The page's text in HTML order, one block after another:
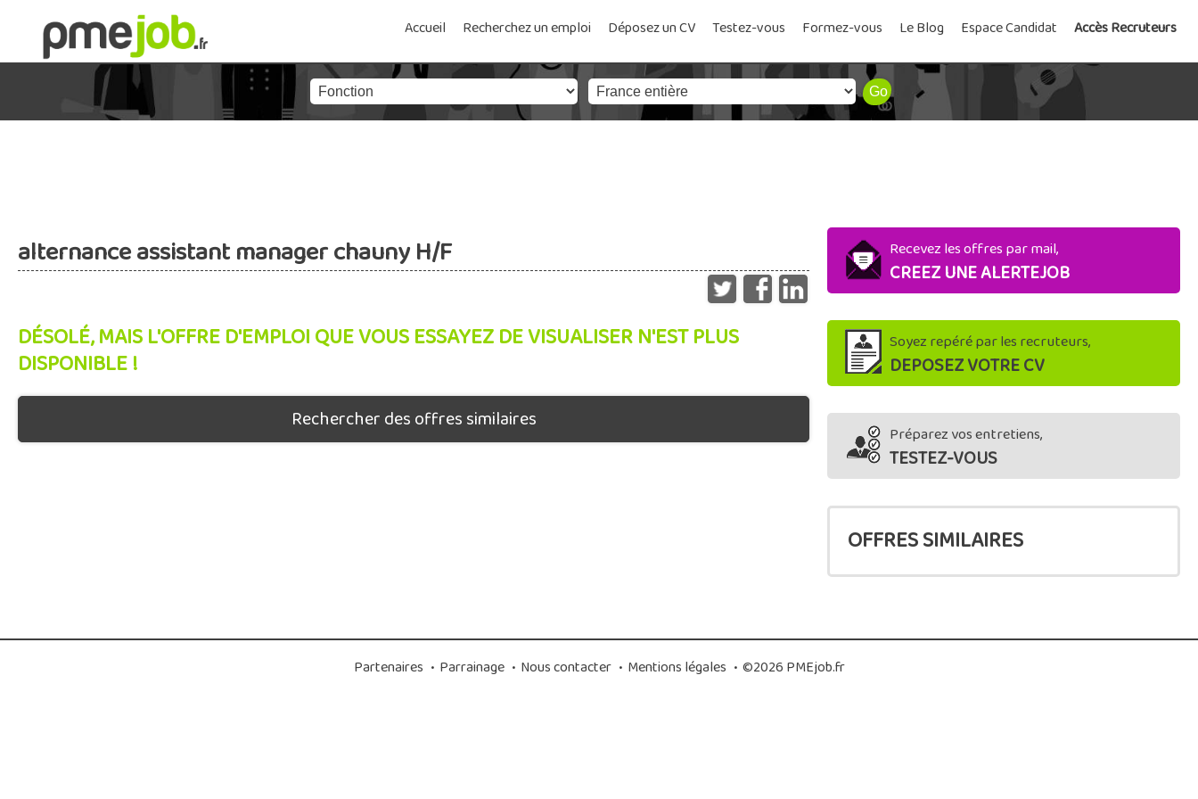
Accueil Recherchez un emploi Déposez un CV Testez-vous Formez-vous Le Blog Espace Candidat Accès Recruteurs
alternance assistant manager chauny H/F
DÉSOLÉ, MAIS L'OFFRE D'EMPLOI QUE VOUS ESSAYEZ DE VISUALISER N'EST PLUS
DISPONIBLE !
Rechercher des offres similaires
Recevez les offres par mail,
CREEZ UNE ALERTEJOB
Soyez repéré par les recruteurs,
DEPOSEZ VOTRE CV
Préparez vos entretiens,
TESTEZ-VOUS
OFFRES SIMILAIRES
Partenaires • Parrainage • Nous contacter • Mentions légales • ©2026 PMEjob.fr